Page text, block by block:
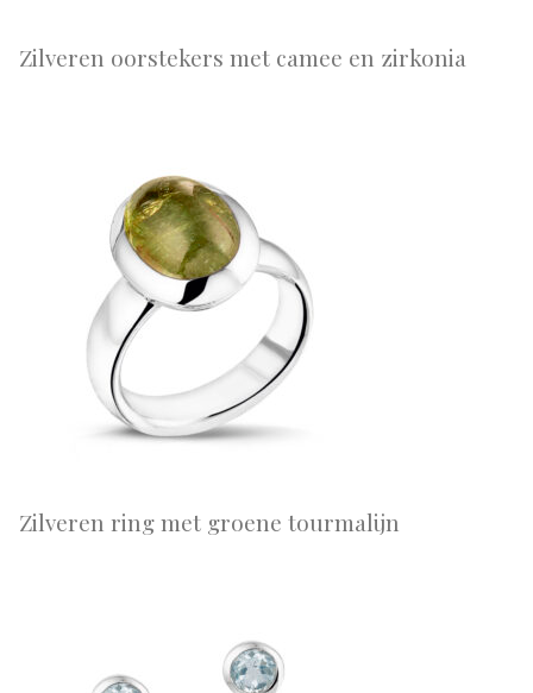
Zilveren oorstekers met camee en zirkonia
Zilveren ring met groene tourmalijn